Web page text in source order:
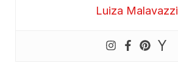
Luiza Malavazzi